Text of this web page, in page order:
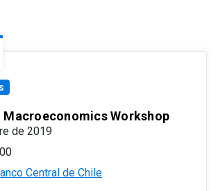
Macroeconomics Workshop
de 2019
Central de Chile